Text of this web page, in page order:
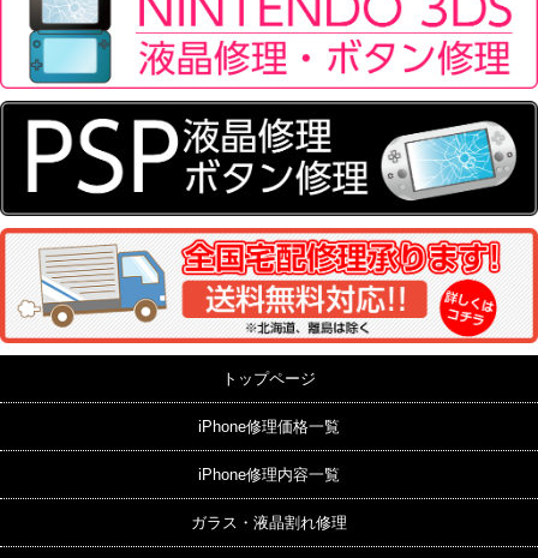
トップページ
iPhone修理価格一覧
iPhone修理内容一覧
ガラス・液晶割れ修理